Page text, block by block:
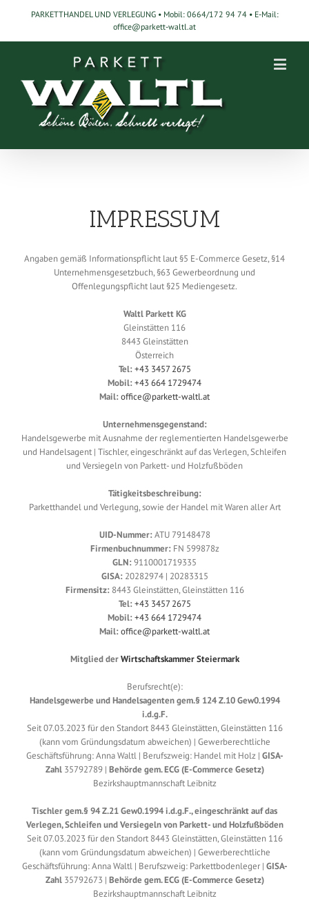
PARKETTHANDEL UND VERLEGUNG • Mobil: 0664/172 94 74 • E-Mail:
office@parkett-waltl.at
IMPRESSUM
Angaben gemäß Informationspflicht laut §5 E-Commerce Gesetz, §14
Unternehmensgesetzbuch, §63 Gewerbeordnung und
Offenlegungspflicht laut §25 Mediengesetz.
Waltl Parkett KG
Gleinstätten 116
8443 Gleinstätten
Österreich
Tel:+43 3457 2675
Mobil:+43 664 1729474
Mail:office@parkett-waltl.at
Unternehmensgegenstand:
Handelsgewerbe mit Ausnahme der reglementierten Handelsgewerbe
und Handelsagent | Tischler, eingeschränkt auf das Verlegen, Schleifen
und Versiegeln von Parkett- und Holzfußböden
Tätigkeitsbeschreibung:
Parketthandel und Verlegung, sowie der Handel mit Waren aller Art
UID-Nummer:ATU 79148478
Firmenbuchnummer:FN 599878z
GLN:9110001719335
GISA:20282974 | 20283315
Firmensitz:8443 Gleinstätten, Gleinstätten 116
Tel:+43 3457 2675
Mobil:+43 664 1729474
Mail:office@parkett-waltl.at
Mitglied der Wirtschaftskammer Steiermark
Berufsrecht(e):
Handelsgewerbe und Handelsagenten gem.§ 124 Z.10 Gew0.1994
i.d.g.F.
Seit 07.03.2023 für den Standort 8443 Gleinstätten, Gleinstätten 116
(kann vom Gründungsdatum abweichen) | Gewerberechtliche
Geschäftsführung: Anna Waltl | Berufszweig: Handel mit Holz | GISA-
Zahl 35792789 | Behörde gem. ECG (E-Commerce Gesetz)
Bezirkshauptmannschaft Leibnitz
Tischler gem.§ 94 Z.21 Gew0.1994 i.d.g.F., eingeschränkt auf das
Verlegen, Schleifen und Versiegeln von Parkett- und Holzfußböden
Seit 07.03.2023 für den Standort 8443 Gleinstätten, Gleinstätten 116
(kann vom Gründungsdatum abweichen) | Gewerberechtliche
Geschäftsführung: Anna Waltl | Berufszweig: Parkettbodenleger | GISA-
Zahl 35792673 | Behörde gem. ECG (E-Commerce Gesetz)
Bezirkshauptmannschaft Leibnitz